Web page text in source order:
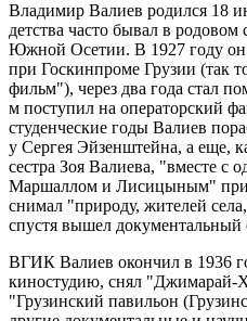
Владимир Валиев родился 18
детства часто бывал в родовом
Южной Осетии. В 1927 году он
при Госкинпроме Грузии (так
фильм"), через два года стал
м поступил на операторский
студенческие годы Валиев
у Сергея Эйзенштейна, а еще,
сестра Зоя Валиева, "вместе с
Маршаллом и Лисицыным"
снимал "природу, жителей
спустя вышел
ВГИК Валиев окончил в 1936
киностудию, снял "Джимарай-
"Грузинский павильон